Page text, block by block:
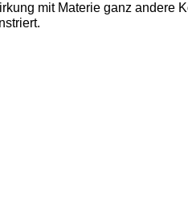
mit Materie ganz andere